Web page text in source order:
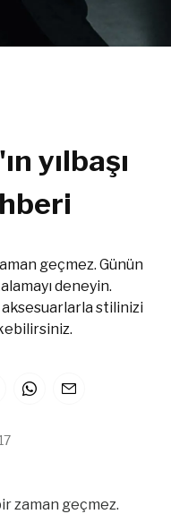
yılbaşı
geçmez. Günün
deneyin.
aksesuarlarla stilinizi
zaman geçmez.